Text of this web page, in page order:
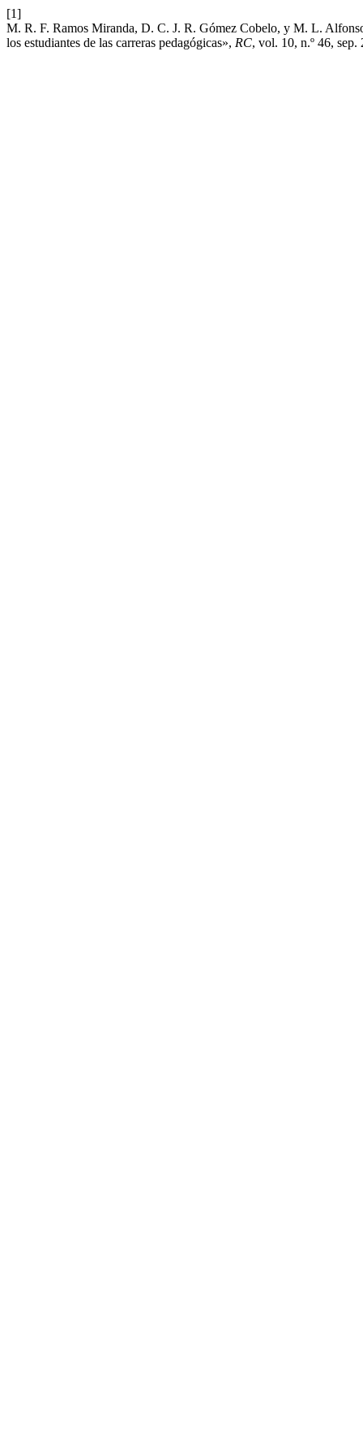
[1]
M. R. F. Ramos Miranda, D. C. J. R. Gómez Cobelo, y M. L.
los estudiantes de las carreras pedagógicas», RC, vol. 10, n.º 46, sep.